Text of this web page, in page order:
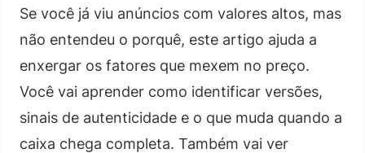
Se você já viu anúncios com valores altos, mas
não entendeu o porquê, este artigo ajuda a
enxergar os fatores que mexem no preço.
Você vai aprender como identificar versões,
sinais de autenticidade e o que muda quando a
caixa chega completa. Também vai ver